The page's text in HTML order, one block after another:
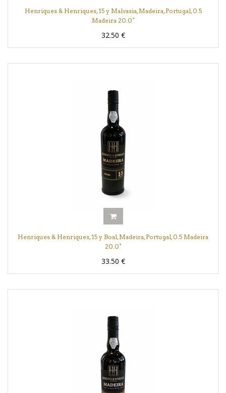
Henriques & Henriques, 15 y Malvasia, Madeira, Portugal, 0.5
Madeira 20.0°
32.50 €
Henriques & Henriques, 15 y Boal, Madeira, Portugal, 0.5 Madeira
20.0°
33.50 €